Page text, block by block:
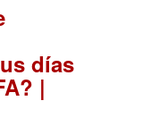
días
|